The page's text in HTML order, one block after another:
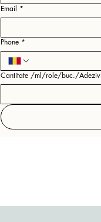
Email *
Phone *
Cantitate /ml/role/buc./Adeziv